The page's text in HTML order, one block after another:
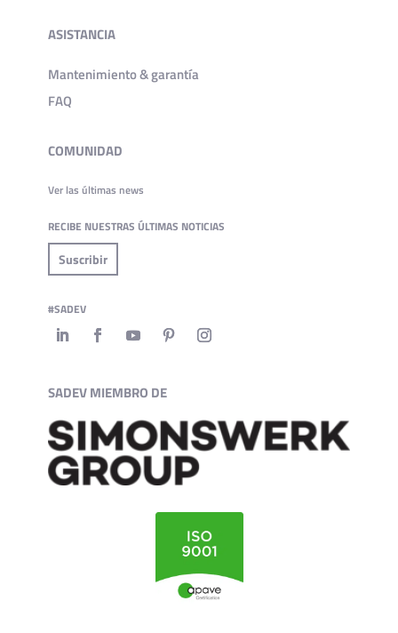
ASISTANCIA
Mantenimiento & garantía
FAQ
COMUNIDAD
Ver las últimas news
RECIBE NUESTRAS ÚLTIMAS NOTICIAS
Suscribir
#SADEV
SADEV MIEMBRO DE